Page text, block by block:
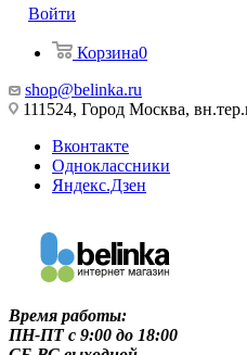
Войти
Корзина0
shop@belinka.ru
111524, Город Москва,
Вконтакте
Одноклассники
Яндекс.Дзен
Время работы:
ПН-ПТ c 9:00 до 18:00